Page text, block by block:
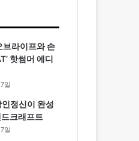
브라이프와 손
핫썸머 에디
일
정신이 완성
크래프트
일